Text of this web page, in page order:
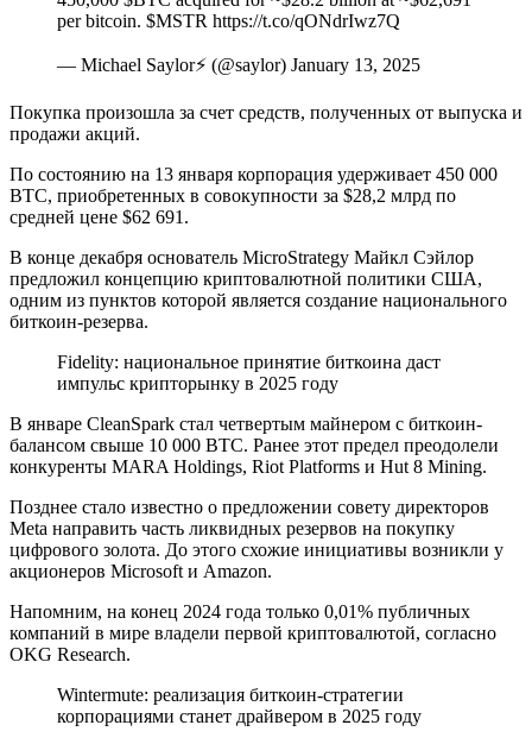
per bitcoin. $MSTR https://t.co/qONdrIwz7Q
— Michael Saylor⚡️ (@saylor) January 13, 2025
Покупка произошла за счет средств, полученных от выпуска и
продажи акций.
По состоянию на 13 января корпорация удерживает 450 000
BTC, приобретенных в совокупности за $28,2 млрд по
средней цене $62 691.
В конце декабря основатель MicroStrategy Майкл Сэйлор
предложил концепцию криптовалютной политики США,
одним из пунктов которой является создание национального
биткоин-резерва.
Fidelity: национальное принятие биткоина даст
импульс крипторынку в 2025 году
В январе CleanSpark стал четвертым майнером с биткоин-
балансом свыше 10 000 BTC. Ранее этот предел преодолели
конкуренты MARA Holdings, Riot Platforms и Hut 8 Mining.
Позднее стало известно о предложении совету директоров
Meta направить часть ликвидных резервов на покупку
цифрового золота. До этого схожие инициативы возникли у
акционеров Microsoft и Amazon.
Напомним, на конец 2024 года только 0,01% публичных
компаний в мире владели первой криптовалютой, согласно
OKG Research.
Wintermute: реализация биткоин-стратегии
корпорациями станет драйвером в 2025 году